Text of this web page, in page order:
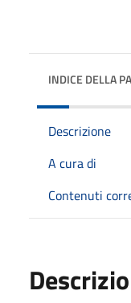
INDICE DELLA
Descrizione
A cura di
Contenuti